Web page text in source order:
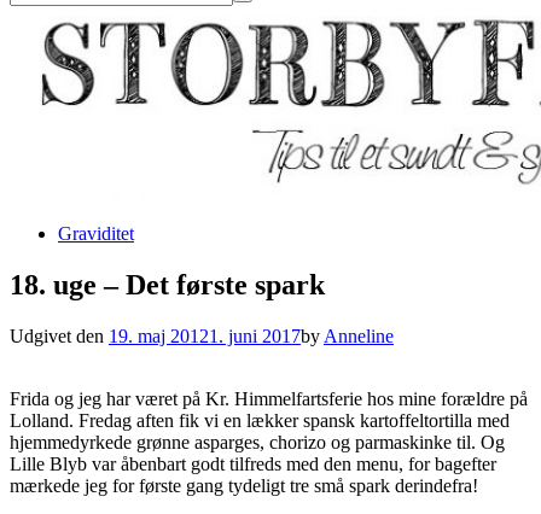
Graviditet
18. uge – Det første spark
Udgivet den 19. maj 20121. juni 2017by Anneline
Frida og jeg har været på Kr. Himmelfartsferie hos mine forældre på
Lolland. Fredag aften fik vi en lækker spansk kartoffeltortilla med
hjemmedyrkede grønne asparges, chorizo og parmaskinke til. Og
Lille Blyb var åbenbart godt tilfreds med den menu, for bagefter
mærkede jeg for første gang tydeligt tre små spark derindefra!